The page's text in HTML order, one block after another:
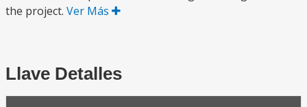
the project. Ver Más
Llave Detalles